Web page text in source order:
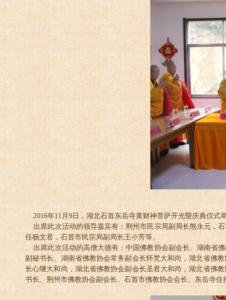
2016年11月9日，湖北石首东岳寺黄财神菩萨开光暨庆典仪式
出席此次活动的领导嘉宾有：荆州市民宗局副局长熊永元，石
任杨文君，石首市民宗局副局长王小芳等。
出席此次活动的高僧大德有：中国佛教协会副会长、湖南省佛
副秘书长、湖南省佛教协会常务副会长怀梵大和尚，湖北省佛
长心继大和尚，湖北省佛教协会副会长圣君大和尚，湖北省佛
书长、荆州市佛教协会副会长、石首市佛教协会会长、东岳寺